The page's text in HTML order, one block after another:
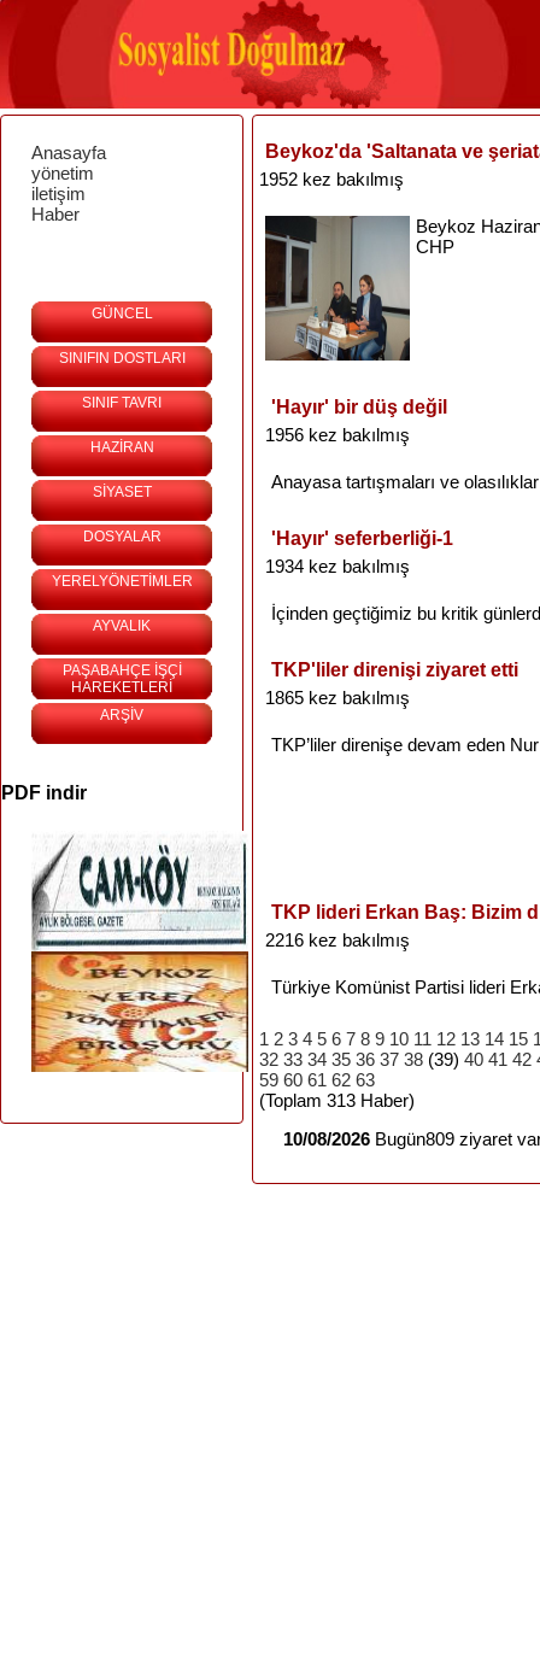
Anasayfa
yönetim
iletişim
Haber
GÜNCEL
SINIFIN DOSTLARI
SINIF TAVRI
HAZİRAN
SİYASET
DOSYALAR
YERELYÖNETİMLER
AYVALIK
PAŞABAHÇE İŞÇİ
HAREKETLERİ
ARŞİV
PDF indir
Beykoz'da 'Saltanata ve
1952 kez bakılmış
Beykoz
CHP
'Hayır' bir düş değil
1956 kez bakılmış
Anayasa tartışmaları ve olasılıklar
'Hayır' seferberliği-1
1934 kez bakılmış
İçinden geçtiğimiz bu kritik
TKP'liler direnişi ziyaret etti
1865 kez bakılmış
TKP’liler direnişe devam eden
TKP lideri Erkan Baş: Bizim
2216 kez bakılmış
Türkiye Komünist Partisi lideri
1 2 3 4 5 6 7 8 9 10 11 12 13 14 15
32 33 34 35 36 37 38 (39) 40 41 42
59 60 61 62 63
(Toplam 313 Haber)
10/08/2026 Bugün809 ziyaret